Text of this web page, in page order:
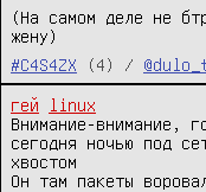
(На самом деле не
жену)
#C4S4ZX
(4) /
гей
linux
Внимание-внимание,
сегодня ночью под
хвостом
Он там пакеты